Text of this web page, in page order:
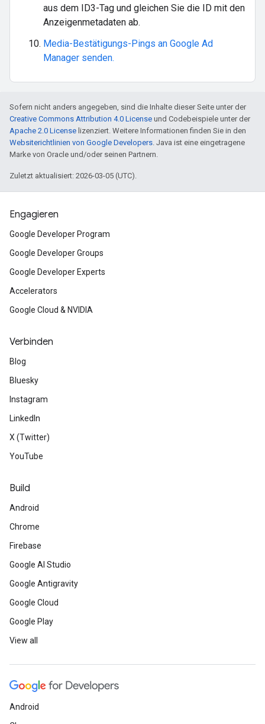
aus dem ID3-Tag und gleichen Sie die ID mit den
Anzeigenmetadaten ab.
Media-Bestätigungs-Pings an Google Ad
Manager senden.
Sofern nicht anders angegeben, sind die Inhalte dieser Seite unter der
Creative Commons Attribution 4.0 License und Codebeispiele unter der
Apache 2.0 License lizenziert. Weitere Informationen finden Sie in den
Websiterichtlinien von Google Developers . Java ist eine eingetragene
Marke von Oracle und/oder seinen Partnern.
Zuletzt aktualisiert: 2026-03-05 (UTC).
Engagieren
Google Developer Program
Google Developer Groups
Google Developer Experts
Accelerators
Google Cloud & NVIDIA
Verbinden
Blog
Bluesky
Instagram
LinkedIn
X (Twitter)
YouTube
Build
Android
Chrome
Firebase
Google AI Studio
Google Antigravity
Google Cloud
Google Play
View all
Android